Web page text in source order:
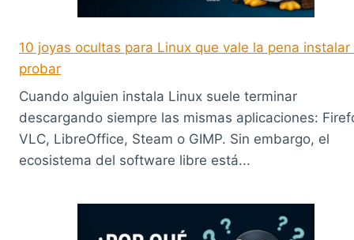
10 joyas ocultas para Linux que vale la pena instalar
probar
Cuando alguien instala Linux suele terminar
descargando siempre las mismas aplicaciones:
VLC, LibreOffice, Steam o GIMP. Sin embargo, el
ecosistema del software libre está...